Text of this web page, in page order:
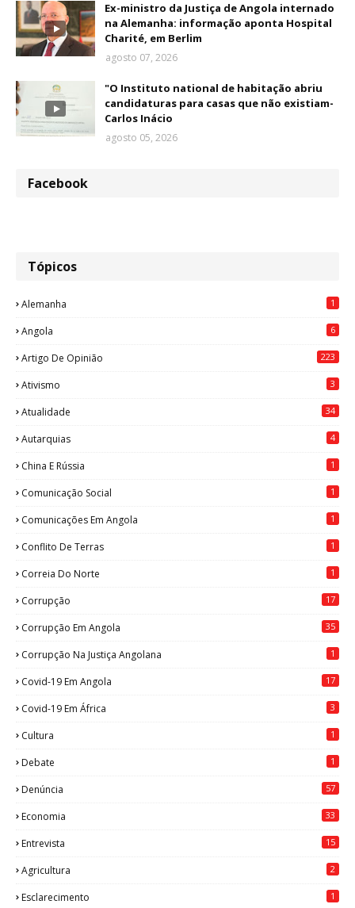
Ex-ministro da Justiça de Angola internado
na Alemanha: informação aponta Hospital
Charité, em Berlim
agosto 07, 2026
"O Instituto national de habitação abriu
candidaturas para casas que não existiam-
Carlos Inácio
agosto 05, 2026
Facebook
Tópicos
Alemanha 1
Angola 6
Artigo De Opinião 223
Ativismo 3
Atualidade 34
Autarquias 4
China E Rússia 1
Comunicação Social 1
Comunicações Em Angola 1
Conflito De Terras 1
Correia Do Norte 1
Corrupção 17
Corrupção Em Angola 35
Corrupção Na Justiça Angolana 1
Covid-19 Em Angola 17
Covid-19 Em África 3
Cultura 1
Debate 1
Denúncia 57
Economia 33
Entrevista 15
Agricultura 2
Esclarecimento 1